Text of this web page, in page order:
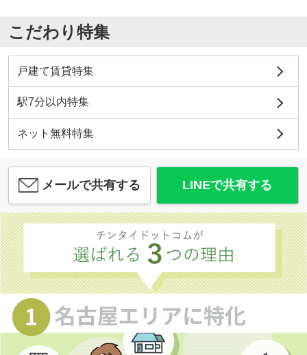
こだわり特集
戸建て賃貸特集
駅7分以内特集
ネット無料特集
メールで共有する LINEで共有する